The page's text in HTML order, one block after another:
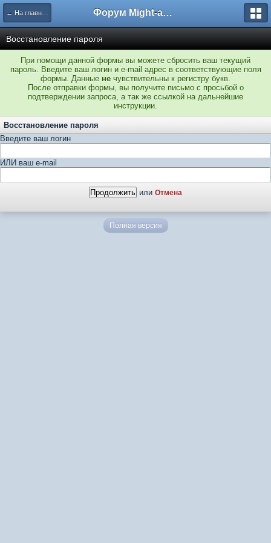
← На главную Форум Might-and-Magic.ru
Восстановление пароля
При помощи данной формы вы можете сбросить ваш текущий
пароль. Введите ваш логин и e-mail адрес в соответствующие поля
формы. Данные не чувствительны к регистру букв.
После отправки формы, вы получите письмо с просьбой о
подтверждении запроса, а так же ссылкой на дальнейшие
инструкции.
Восстановление пароля
Введите ваш логин
ИЛИ ваш e-mail
или Отмена
Полная версия